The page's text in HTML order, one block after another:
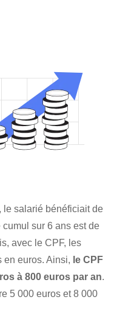
le salarié bénéficiait de
cumul sur 6 ans est de
avec le CPF, les
en euros. Ainsi, le CPF
à 800 euros par an.
5 000 euros et 8 000